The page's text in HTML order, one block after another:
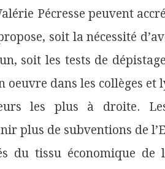
Pécresse peuvent
soit la nécessité
soit les tests de
oeuvre dans les collèges et
les plus à droite.
plus de subventions de
du tissu économique de